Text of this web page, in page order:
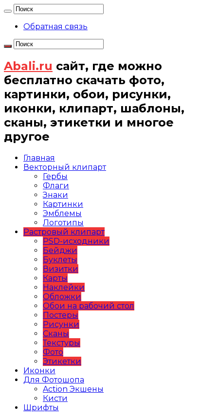
Обратная связь
Abali.ru сайт, где можно
бесплатно скачать фото,
картинки, обои, рисунки,
иконки, клипарт, шаблоны,
сканы, этикетки и многое
другое
Главная
Векторный клипарт
Гербы
Флаги
Знаки
Картинки
Эмблемы
Логотипы
Растровый клипарт
PSD-исходники
Бейджи
Буклеты
Визитки
Карты
Наклейки
Обложки
Обои на рабочий стол
Постеры
Рисунки
Сканы
Текстуры
Фото
Этикетки
Иконки
Для Фотошопа
Action Экшены
Кисти
Шрифты